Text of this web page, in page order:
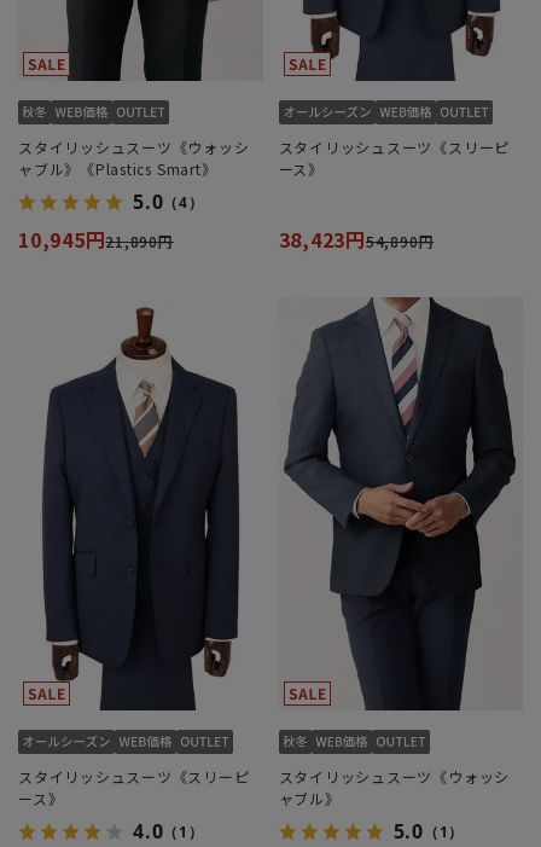
スタイリッシュスーツ《ウォッシ
ャブル》《Plastics Smart》
5.0 （4）
10,945円21,890円
スタイリッシュスーツ《スリーピ
ース》
38,423円54,890円
スタイリッシュスーツ《スリーピ
ース》
4.0 （1）
スタイリッシュスーツ《ウォッシ
ャブル》
5.0 （1）